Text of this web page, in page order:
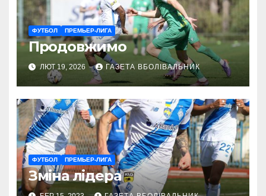
ФУТБОЛ ПРЕМЬЕР-ЛИГА
Продовжимо
ЛЮТ 19, 2026 ГАЗЕТА ВБОЛІВАЛЬНИК
ФУТБОЛ ПРЕМЬЕР-ЛИГА
Зміна лідера